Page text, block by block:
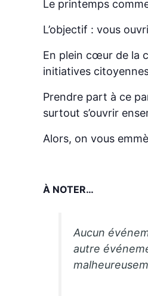
Le printemps
L’objectif : vous
En plein cœur de la
initiatives
Prendre part à ce
surtout s’ouvrir
Alors, on vous
À NOTER…
Aucun
autre